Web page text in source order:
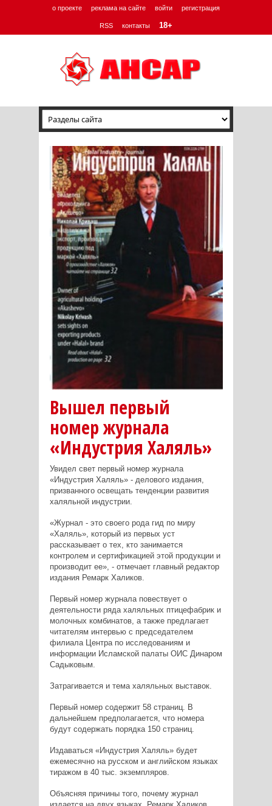
о проекте реклама на сайте войти регистрация
RSS контакты 18+
Вышел первый
номер журнала
«Индустрия Халяль»
Увидел свет первый номер журнала
«Индустрия Халяль» - делового издания,
призванного освещать тенденции развития
халяльной индустрии.
«Журнал - это своего рода гид по миру
«Халяль», который из первых уст
рассказывает о тех, кто занимается
контролем и сертификацией этой продукции и
производит ее», - отмечает главный редактор
издания Ремарк Халиков.
Первый номер журнала повествует о
деятельности ряда халяльных птицефабрик и
молочных комбинатов, а также предлагает
читателям интервью с председателем
филиала Центра по исследованиям и
информации Исламской палаты ОИС Динаром
Садыковым.
Затрагивается и тема халяльных выставок.
Первый номер содержит 58 страниц. В
дальнейшем предполагается, что номера
будут содержать порядка 150 страниц.
Издаваться «Индустрия Халяль» будет
ежемесячно на русском и английском языках
тиражом в 40 тыс. экземпляров.
Объясняя причины того, почему журнал